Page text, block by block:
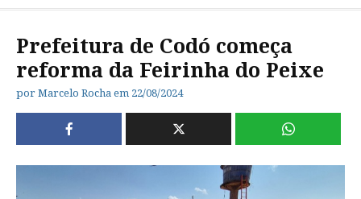
Prefeitura de Codó começa
reforma da Feirinha do Peixe
por Marcelo Rocha em 22/08/2024